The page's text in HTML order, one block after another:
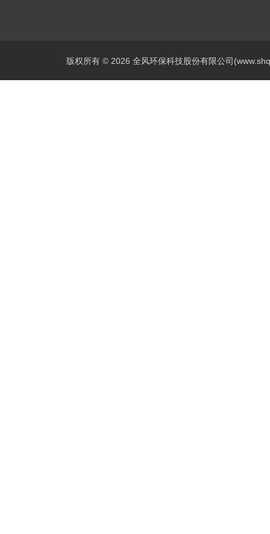
版权所有 © 2026 全风环保科技股份有限公司